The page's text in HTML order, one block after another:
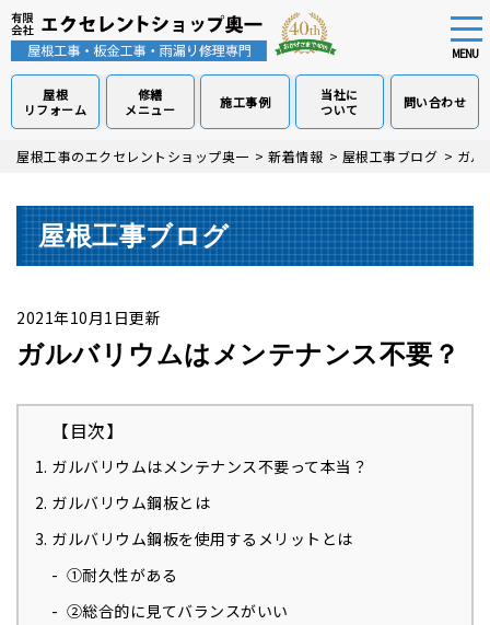
Skip
content
MENU
屋根
リフォーム
修繕
メニュー
施工事例
当社に
ついて
問い合わせ
屋根工事のエクセレントショップ奥一 > 新着情報 > 屋根工事ブログ > ガル
屋根工事ブログ
2021年10月1日更新
ガルバリウムはメンテナンス不要？
【目次】
ガルバリウムはメンテナンス不要って本当？
ガルバリウム鋼板とは
ガルバリウム鋼板を使用するメリットとは
①耐久性がある
②総合的に見てバランスがいい